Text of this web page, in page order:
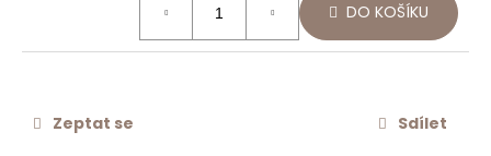
DO KOŠÍKU
Zeptat se Sdílet
u